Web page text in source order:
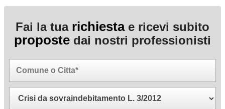
Fai la tua richiestae ricevi subito
proposte dai nostri professionisti